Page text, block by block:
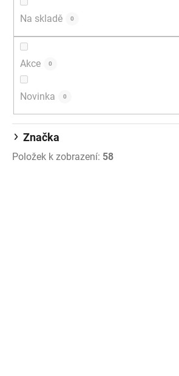
Na skladě 0
Akce 0
Novinka 0
Značka
Položek k zobrazení: 58